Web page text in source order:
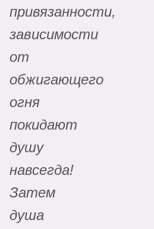
привязанности,
зависимости
от
обжигающего
огня
покидают
душу
навсегда!
Затем
душа